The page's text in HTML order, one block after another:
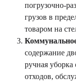
погрузочно-
грузов в
товаром на
содержание
ручная
отходов,